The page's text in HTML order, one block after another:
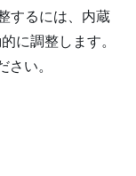
するには、内蔵
に調整します。
さい。